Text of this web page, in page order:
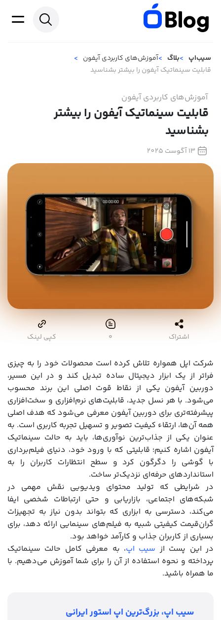
سیب‌اپ بلاگ
آموزش‌های کاربردی آیفون
قابلیت سینماتیک آیفون را بیشتر بشناسید
آموزش‌های کاربردی آیفون
قابلیت سینماتیک آیفون را بیشتر
بشناسید
13 آگوست 2025
اشتراک ۰ کپی لینک
شرکت اپل همواره تلاش کرده است محصولات خود را به چیزی
فراتر از یک ابزار دیجیتال ساده تبدیل کند و در این مسیر،
دوربین آیفون یکی از نقاط قوت اصلی این برند محسوب
می‌شود. با هر نسل جدید، قابلیت‌های نرم‌افزاری و سخت‌افزاری
پیشرفته‌تری برای دوربین آیفون معرفی می‌شود که هدف اصلی
همه آن‌ها، ارتقاء کیفیت تصویر و تسهیل تجربه کاربری است. به
عنوان یکی از جذاب‌ترین نوآوری‌ها، باید به حالت سینماتیک
آیفون اشاره کنیم؛ قابلیتی که با ورود خود، دنیای فیلم‌برداری
با گوشی را دگرگون کرد و سطح انتظارات کاربران را به
استانداردهای حرفه‌ای نزدیک‌تر ساخت.
در شرایطی که تولید محتوای ویدیویی نقش مهمی در
شبکه‌های اجتماعی، بازاریابی و حتی ارتباطات شخصی ایفا
می‌کند، دسترسی به ابزاری که بتواند بدون نیاز به تجهیزات
گران‌قیمت کیفیتی شبیه به فیلم‌های سینمایی ارائه دهد، برای
بسیاری از کاربران جذاب و کارآمد خواهد بود.
در این پست از سیب اپ، به معرفی کامل حالت سینماتیک
پرداخته و نحوه استفاده از آن را برای شما آموزش می‌دهیم. با
ما همراه باشید.
سیب اپ، بزرگ‌ترین اپ استور ایرانی